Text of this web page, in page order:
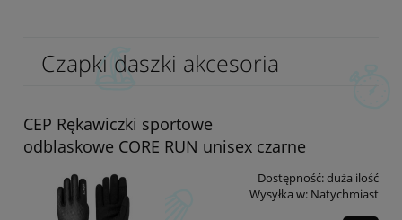
Czapki daszki akcesoria
CEP Rękawiczki sportowe
odblaskowe CORE RUN unisex czarne
Dostępność:duża ilość
Wysyłka w: Natychmiast